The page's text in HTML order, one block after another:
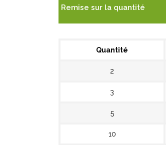
Remise sur la quantité
Quantité
2
3
5
10